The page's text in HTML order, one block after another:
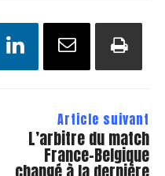
Article suivant
L’arbitre du match
France-Belgique